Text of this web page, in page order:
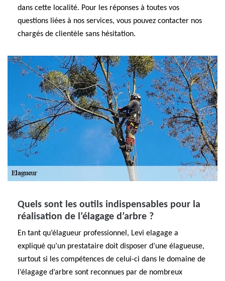
dans cette localité. Pour les réponses à toutes vos
questions liées à nos services, vous pouvez contacter nos
chargés de clientèle sans hésitation.
Quels sont les outils indispensables pour la
réalisation de l’élagage d’arbre ?
En tant qu’élagueur professionnel, Levi elagage a
expliqué qu’un prestataire doit disposer d’une élagueuse,
surtout si les compétences de celui-ci dans le domaine de
l’élagage d’arbre sont reconnues par de nombreux